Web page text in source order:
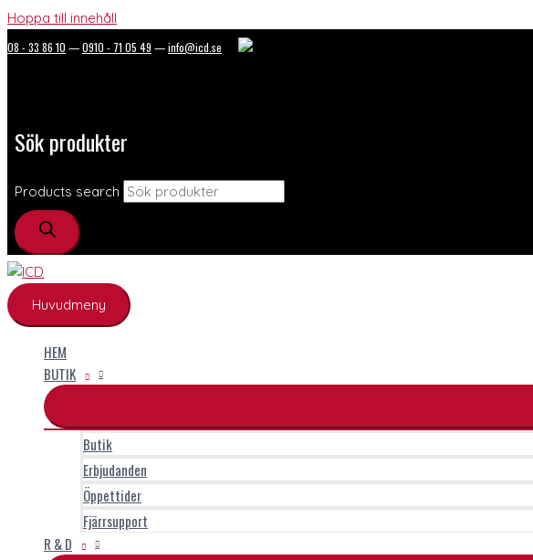
Hoppa till innehåll
08 - 33 86 10 —0910 - 71 05 49 —info@icd.se
Sök produkter
Products search
Huvudmeny
HEM
BUTIK
Butik
Erbjudanden
Öppettider
Fjärrsupport
R & D